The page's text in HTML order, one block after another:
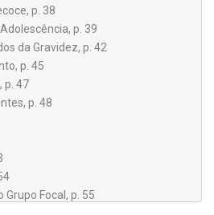
p. 38
p. 39
da Gravidez, p. 42
p. 45
p. 47
p. 48
Grupo Focal, p. 55